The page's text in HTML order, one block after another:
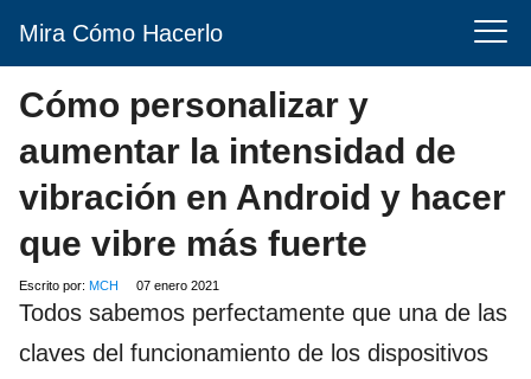
Mira Cómo Hacerlo
Cómo personalizar y
aumentar la intensidad de
vibración en Android y hacer
que vibre más fuerte
Escrito por: MCH 07 enero 2021
Todos sabemos perfectamente que una de las
claves del funcionamiento de los dispositivos